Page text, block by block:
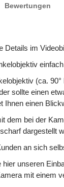
Details im
(ca.
sollte einen
einen
bei der
dargestellt
an sich
unseren
mit einem
Bewertungen